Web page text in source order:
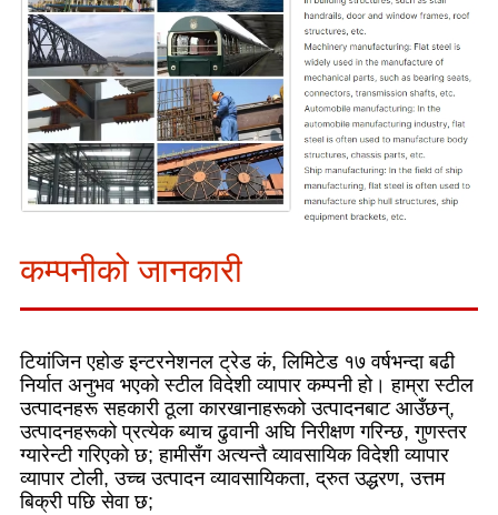
कम्पनीको जानकारी
टियांजिन एहोङ इन्टरनेशनल ट्रेड कं, लिमिटेड १७ वर्षभन्दा बढी
निर्यात अनुभव भएको स्टील विदेशी व्यापार कम्पनी हो। हाम्रा स्टील
उत्पादनहरू सहकारी ठूला कारखानाहरूको उत्पादनबाट आउँछन्,
उत्पादनहरूको प्रत्येक ब्याच ढुवानी अघि निरीक्षण गरिन्छ, गुणस्तर
ग्यारेन्टी गरिएको छ; हामीसँग अत्यन्तै व्यावसायिक विदेशी व्यापार
व्यापार टोली, उच्च उत्पादन व्यावसायिकता, द्रुत उद्धरण, उत्तम
बिक्री पछि सेवा छ;